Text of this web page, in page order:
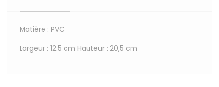
Matière : PVC
Largeur : 12.5 cm Hauteur : 20,5 cm